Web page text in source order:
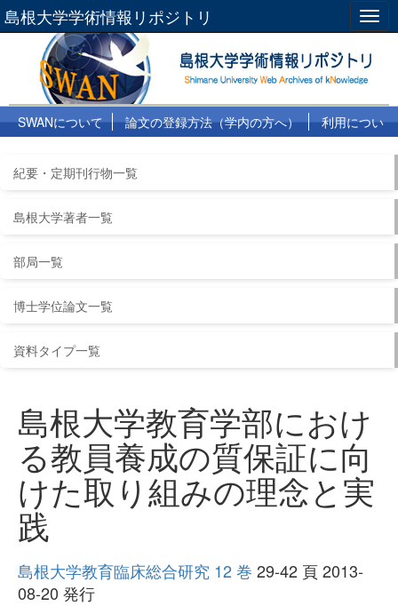
島根大学学術情報リポジトリ
SWANについて 論文の登録方法（学内の方へ）
利用につい
紀要・定期刊行物一覧
島根大学著者一覧
部局一覧
博士学位論文一覧
資料タイプ一覧
島根大学教育学部におけ
る教員養成の質保証に向
けた取り組みの理念と実
践
島根大学教育臨床総合研究 12 巻 29-42 頁 2013-
08-20 発行